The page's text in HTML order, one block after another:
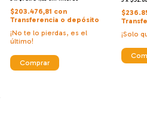
$203.476,81 con
Transferencia o depósito
¡No te lo pierdas, es el
último!
Comprar
¡Solo